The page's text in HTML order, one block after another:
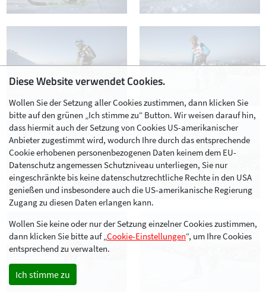
Diese Website verwendet Cookies.
Wollen Sie der Setzung aller Cookies zustimmen, dann klicken Sie
bitte auf den grünen „Ich stimme zu“ Button. Wir weisen darauf hin,
dass hiermit auch der Setzung von Cookies US-amerikanischer
Anbieter zugestimmt wird, wodurch Ihre durch das entsprechende
Cookie erhobenen personenbezogenen Daten keinem dem EU-
Datenschutz angemessen Schutzniveau unterliegen, Sie nur
eingeschränkte bis keine datenschutzrechtliche Rechte in den USA
genießen und insbesondere auch die US-amerikanische Regierung
Zugang zu diesen Daten erlangen kann.
Wollen Sie keine oder nur der Setzung einzelner Cookies zustimmen,
dann klicken Sie bitte auf „Cookie-Einstellungen“, um Ihre Cookies
entsprechend zu verwalten.
Ich stimme zu